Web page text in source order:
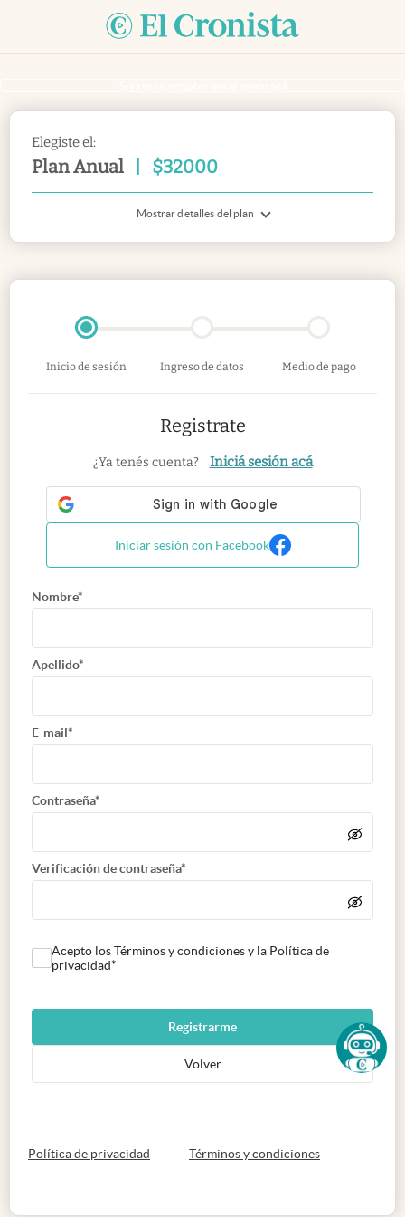
Elegiste el:
Plan Anual $32000
Mostrar detalles del plan
Inicio de sesión Ingreso de datos Medio de pago
Registrate
¿Ya tenés cuenta? Iniciá sesión acá
Iniciar sesión con Facebook
Nombre*
Apellido*
E-mail*
Contraseña*
Verificación de contraseña*
Acepto los Términos y condiciones y la Política de
privacidad*
Registrarme
Volver
Política de privacidad abre en nueva pestaña
Términos y condicionesabre en nueva